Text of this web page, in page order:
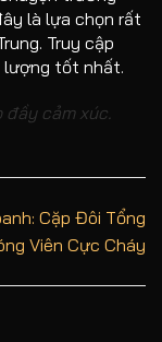
là lựa chọn rất
Truy cập
lượng tốt nhất.
cảm xúc.
Cặp Đôi Tổng
Viên Cực Cháy